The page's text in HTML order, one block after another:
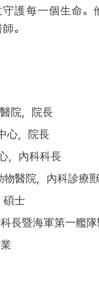
護每一個生命
。
院，院長
心，院長
，內科科長
物醫院，內科診療
碩士
長暨海軍第一艦